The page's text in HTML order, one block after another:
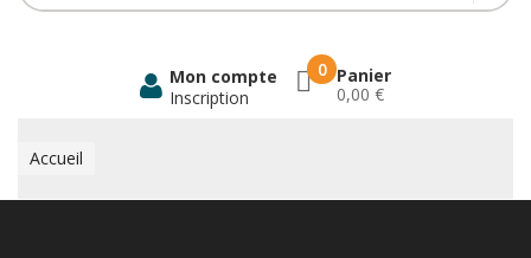
0 Panier
0,00 €
Mon compte
Inscription
Accueil